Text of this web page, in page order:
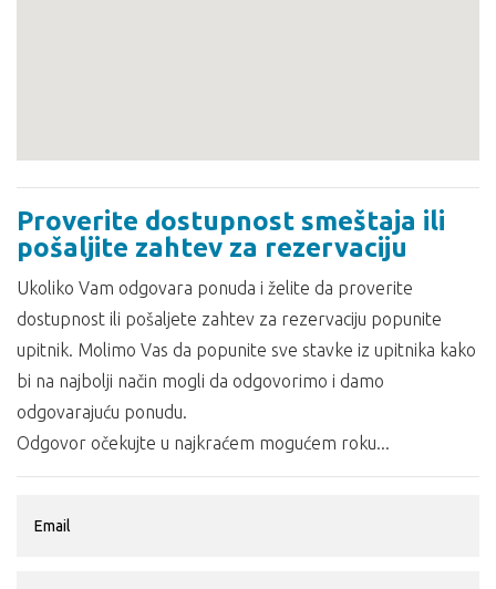
Proverite dostupnost smeštaja ili
pošaljite zahtev za rezervaciju
Ukoliko Vam odgovara ponuda i želite da proverite
dostupnost ili pošaljete zahtev za rezervaciju popunite
upitnik. Molimo Vas da popunite sve stavke iz upitnika kako
bi na najbolji način mogli da odgovorimo i damo
odgovarajuću ponudu.
Odgovor očekujte u najkraćem mogućem roku...